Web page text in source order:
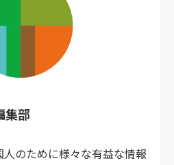
集部
のために様々な有益な情報